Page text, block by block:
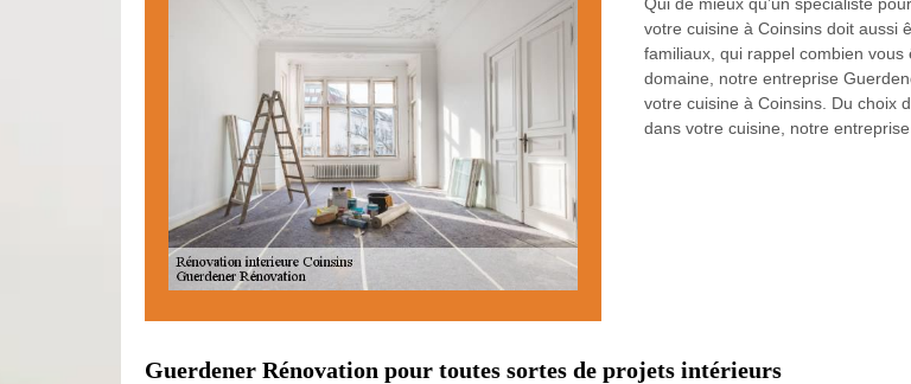
votre cuisine à Coinsins doit aussi
familiaux, qui rappel combien vous
domaine, notre entreprise
votre cuisine à Coinsins. Du choix
dans votre cuisine, notre
Guerdener Rénovation pour toutes sortes de projets intérieurs